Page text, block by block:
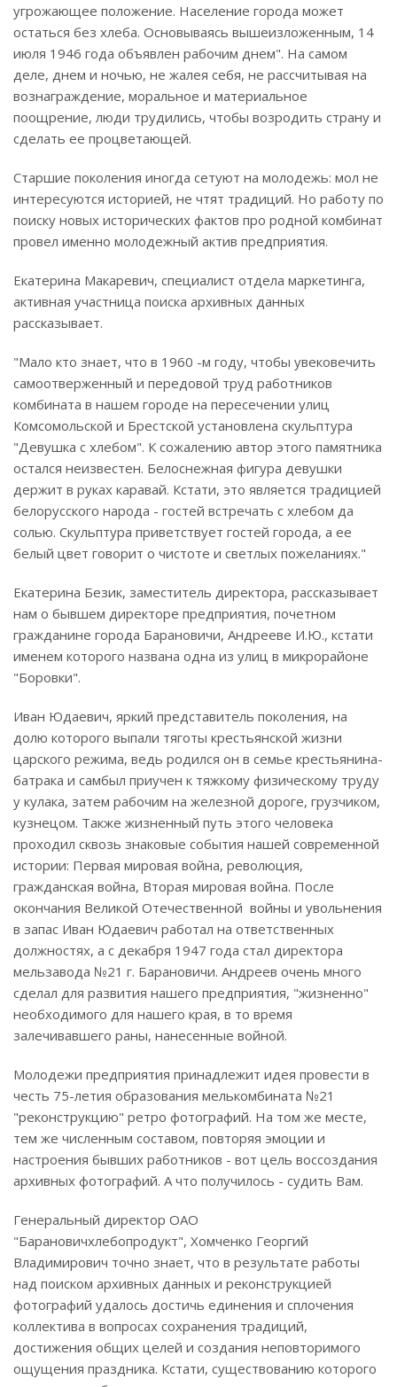
угрожающее положение. Население города может
остаться без хлеба. Основываясь вышеизложенным, 14
июля 1946 года объявлен рабочим днем". На самом
деле, днем и ночью, не жалея себя, не рассчитывая на
вознаграждение, моральное и материальное
поощрение, люди трудились, чтобы возродить страну и
сделать ее процветающей.
Старшие поколения иногда сетуют на молодежь: мол не
интересуются историей, не чтят традиций. Но работу по
поиску новых исторических фактов про родной комбинат
провел именно молодежный актив предприятия.
Екатерина Макаревич, специалист отдела маркетинга,
активная участница поиска архивных данных
рассказывает.
"Мало кто знает, что в 1960 -м году, чтобы увековечить
самоотверженный и передовой труд работников
комбината в нашем городе на пересечении улиц
Комсомольской и Брестской установлена скульптура
"Девушка с хлебом". К сожалению автор этого памятника
остался неизвестен. Белоснежная фигура девушки
держит в руках каравай. Кстати, это является традицией
белорусского народа - гостей встречать с хлебом да
солью. Скульптура приветствует гостей города, а ее
белый цвет говорит о чистоте и светлых пожеланиях."
Екатерина Безик, заместитель директора, рассказывает
нам о бывшем директоре предприятия, почетном
гражданине города Барановичи, Андрееве И.Ю., кстати
именем которого названа одна из улиц в микрорайоне
"Боровки".
Иван Юдаевич, яркий представитель поколения, на
долю которого выпали тяготы крестьянской жизни
царского режима, ведь родился он в семье крестьянина-
батрака и самбыл приучен к тяжкому физическому труду
у кулака, затем рабочим на железной дороге, грузчиком,
кузнецом. Также жизненный путь этого человека
проходил сквозь знаковые события нашей современной
истории: Первая мировая война, революция,
гражданская война, Вторая мировая война. После
окончания Великой Отечественной войны и увольнения
в запас Иван Юдаевич работал на ответственных
должностях, а с декабря 1947 года стал директора
мельзавода №21 г. Барановичи. Андреев очень много
сделал для развития нашего предприятия, "жизненно"
необходимого для нашего края, в то время
залечивавшего раны, нанесенные войной.
Молодежи предприятия принадлежит идея провести в
честь 75-летия образования мелькомбината №21
"реконструкцию" ретро фотографий. На том же месте,
тем же численным составом, повторяя эмоции и
настроения бывших работников - вот цель воссоздания
архивных фотографий. А что получилось - судить Вам.
Генеральный директор ОАО
"Барановичхлебопродукт", Хомченко Георгий
Владимирович точно знает, что в результате работы
над поиском архивных данных и реконструкцией
фотографий удалось достичь единения и сплочения
коллектива в вопросах сохранения традиций,
достижения общих целей и создания неповторимого
ощущения праздника. Кстати, существованию которого